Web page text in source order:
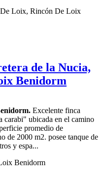
de la Nucia,
Benidorm
Excelente finca
carabi" ubicada en el camino
promedio de
de 2000 m2. posee tanque de
y espa...